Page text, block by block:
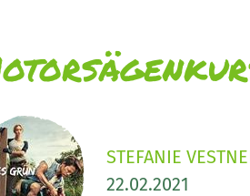
STEFANIE
22.02.2021